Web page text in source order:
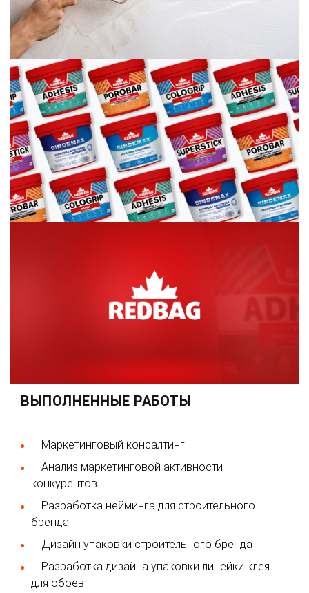
ВЫПОЛНЕННЫЕ РАБОТЫ
Маркетинговый консалтинг
Анализ маркетинговой активности
конкурентов
Разработка нейминга для строительного
бренда
Дизайн упаковки строительного бренда
Разработка дизайна упаковки линейки клея
для обоев